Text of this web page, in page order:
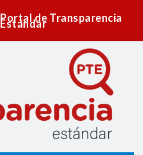
Portal de Transparencia
Estándar